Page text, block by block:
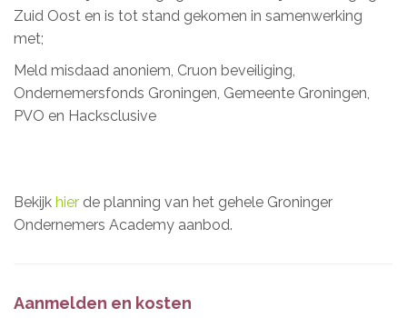
Zuid Oost en is tot stand gekomen in samenwerking
met;
Meld misdaad anoniem, Cruon beveiliging,
Ondernemersfonds Groningen, Gemeente Groningen,
PVO en Hacksclusive
Bekijk hier de planning van het gehele Groninger
Ondernemers Academy aanbod.
Aanmelden en kosten